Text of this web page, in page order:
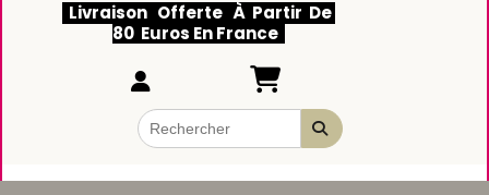
Livraison Offerte À Partir De
80 Euros En France